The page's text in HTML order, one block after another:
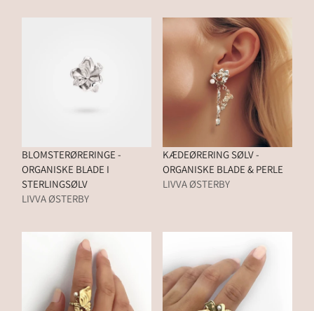
BLOMSTERØRERINGE -
ORGANISKE BLADE I
STERLINGSØLV
LIVVA ØSTERBY
KÆDEØRERING SØLV -
ORGANISKE BLADE & PERLE
LIVVA ØSTERBY